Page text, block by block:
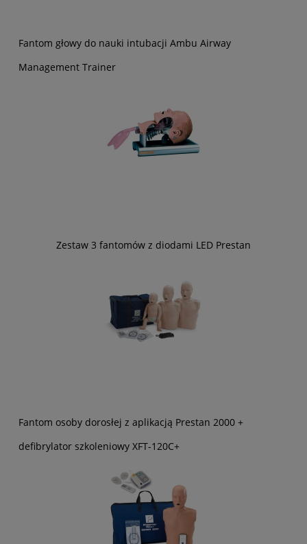
Fantom głowy do nauki intubacji Ambu Airway
Management Trainer
Zestaw 3 fantomów z diodami LED Prestan
Fantom osoby dorosłej z aplikacją Prestan 2000 +
defibrylator szkoleniowy XFT-120C+